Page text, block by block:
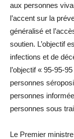
aux personnes
l’accent sur la
généralisé et
soutien. L’objectif
infections et de
l’objectif « 95-95-
personnes
personnes
personnes sous
Le Premier